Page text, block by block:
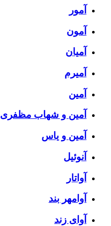
آمور
آمون
آمیان
آمیرم
آمین
آمین و شهاب مظفری
آمین و یاس
آنوئیل
آواتار
آوامهر بند
آوای زند